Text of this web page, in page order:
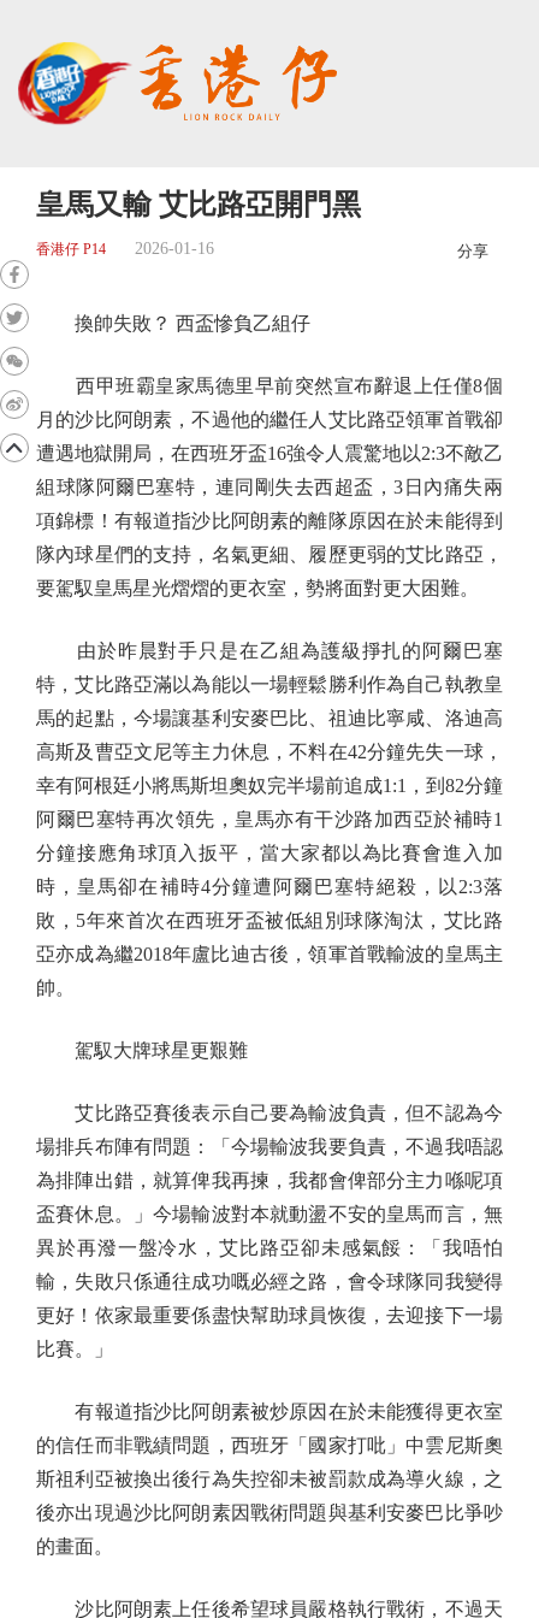
皇馬又輸 艾比路亞開門黑
香港仔 P14 2026-01-16 分享
換帥失敗？ 西盃慘負乙組仔
西甲班霸皇家馬德里早前突然宣布辭退上任僅8個
月的沙比阿朗素，不過他的繼任人艾比路亞領軍首戰卻
遭遇地獄開局，在西班牙盃16強令人震驚地以2:3不敵乙
組球隊阿爾巴塞特，連同剛失去西超盃，3日內痛失兩
項錦標！有報道指沙比阿朗素的離隊原因在於未能得到
隊內球星們的支持，名氣更細、履歷更弱的艾比路亞，
要駕馭皇馬星光熠熠的更衣室，勢將面對更大困難。
由於昨晨對手只是在乙組為護級掙扎的阿爾巴塞
特，艾比路亞滿以為能以一場輕鬆勝利作為自己執教皇
馬的起點，今場讓基利安麥巴比、祖迪比寧咸、洛迪高
高斯及曹亞文尼等主力休息，不料在42分鐘先失一球，
幸有阿根廷小將馬斯坦奧奴完半場前追成1:1，到82分鐘
阿爾巴塞特再次領先，皇馬亦有干沙路加西亞於補時1
分鐘接應角球頂入扳平，當大家都以為比賽會進入加
時，皇馬卻在補時4分鐘遭阿爾巴塞特絕殺，以2:3落
敗，5年來首次在西班牙盃被低組別球隊淘汰，艾比路
亞亦成為繼2018年盧比迪古後，領軍首戰輸波的皇馬主
帥。
駕馭大牌球星更艱難
艾比路亞賽後表示自己要為輸波負責，但不認為今
場排兵布陣有問題：「今場輸波我要負責，不過我唔認
為排陣出錯，就算俾我再揀，我都會俾部分主力喺呢項
盃賽休息。」今場輸波對本就動盪不安的皇馬而言，無
異於再潑一盤冷水，艾比路亞卻未感氣餒：「我唔怕
輸，失敗只係通往成功嘅必經之路，會令球隊同我變得
更好！依家最重要係盡快幫助球員恢復，去迎接下一場
比賽。」
有報道指沙比阿朗素被炒原因在於未能獲得更衣室
的信任而非戰績問題，西班牙「國家打吡」中雲尼斯奧
斯祖利亞被換出後行為失控卻未被罰款成為導火線，之
後亦出現過沙比阿朗素因戰術問題與基利安麥巴比爭吵
的畫面。
沙比阿朗素上任後希望球員嚴格執行戰術，不過天